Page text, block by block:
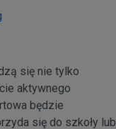
się nie tylko
aktywnego
będzie
się do szkoły lub